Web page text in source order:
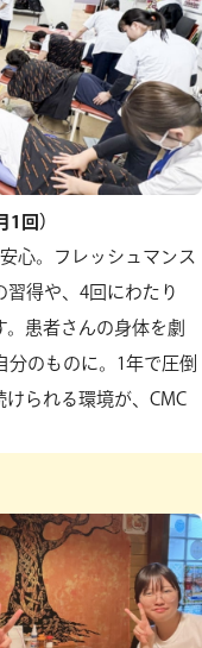
1回）
心。フレッシュマンス
得や、4回にわたり
。患者さんの身体を劇
分のものに。1年で圧倒
られる環境が、CMC